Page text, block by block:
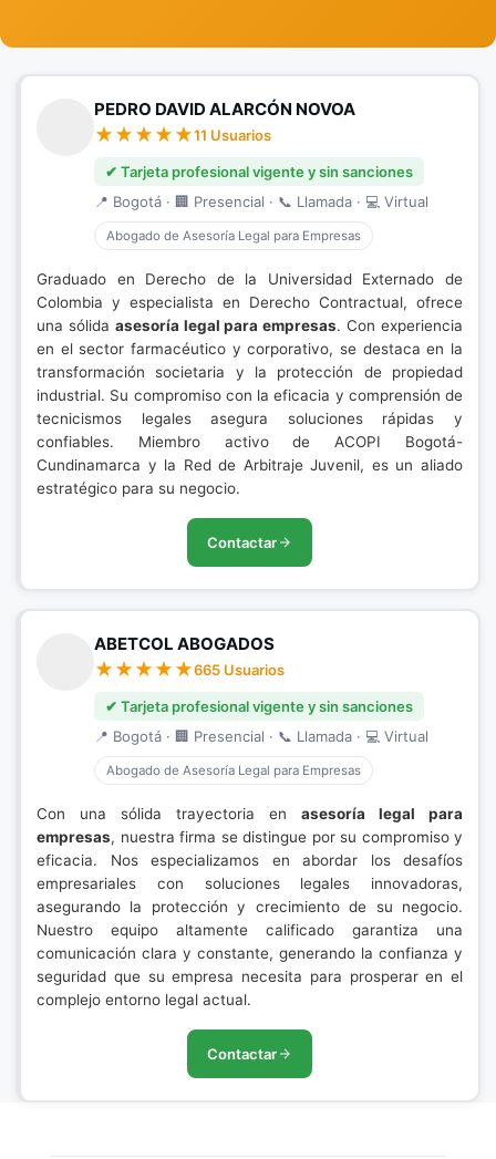
PEDRO DAVID ALARCÓN NOVOA
11 Usuarios
✔ Tarjeta profesional vigente y sin sanciones
📍 Bogotá · 🏢 Presencial · 📞 Llamada · 💻 Virtual
Abogado de Asesoría Legal para Empresas
Graduado en Derecho de la Universidad Externado de
Colombia y especialista en Derecho Contractual, ofrece
una sólida asesoría legal para empresas. Con experiencia
en el sector farmacéutico y corporativo, se destaca en la
transformación societaria y la protección de propiedad
industrial. Su compromiso con la eficacia y comprensión de
tecnicismos legales asegura soluciones rápidas y
confiables. Miembro activo de ACOPI Bogotá-
Cundinamarca y la Red de Arbitraje Juvenil, es un aliado
estratégico para su negocio.
Contactar
ABETCOL ABOGADOS
665 Usuarios
✔ Tarjeta profesional vigente y sin sanciones
📍 Bogotá · 🏢 Presencial · 📞 Llamada · 💻 Virtual
Abogado de Asesoría Legal para Empresas
Con una sólida trayectoria en asesoría legal para
empresas, nuestra firma se distingue por su compromiso y
eficacia. Nos especializamos en abordar los desafíos
empresariales con soluciones legales innovadoras,
asegurando la protección y crecimiento de su negocio.
Nuestro equipo altamente calificado garantiza una
comunicación clara y constante, generando la confianza y
seguridad que su empresa necesita para prosperar en el
complejo entorno legal actual.
Contactar